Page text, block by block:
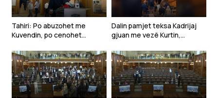
Tahiri: Po abuzohet me
Kuvendin, po cenohet
prodhohet krizë politike
Dalin pamjet teksa Kadrijaj
gjuan me vezë Kurtin,